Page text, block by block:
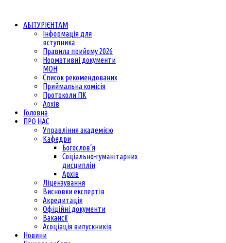
АБІТУРІЄНТАМ
Інформація для
вступника
Правила прийому 2026
Нормативні документи
МОН
Список рекомендованих
Приймальна комісія
Протоколи ПК
Архів
Головна
ПРО НАС
Управління академією
Кафедри
Богослов’я
Соціально-гуманітарних
дисциплін
Архів
Ліцензування
Висновки експертів
Акредитація
Офіційні документи
Вакансії
Асоціація випускників
Новини